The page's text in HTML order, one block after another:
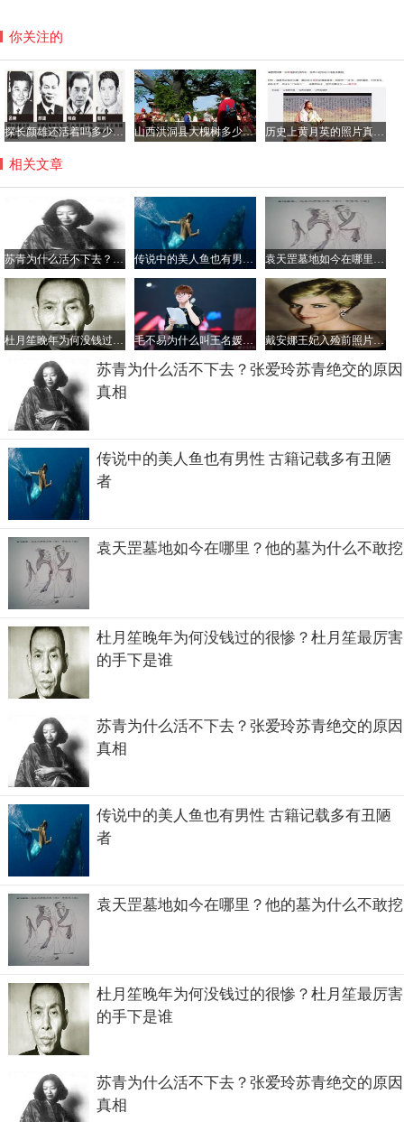
裔，真实是姓富察的，有的人家中族谱有都记载就是当初的
富察姓更改的。所以，按照富察氏的血统来说，姓富察的人
还在只是改了姓了。但是改了姓了还是富察吗？富察这两个
字用于姓氏上面来说是已经没有了的。
富察氏在清朝是不是最尊贵的姓？
富察氏在清朝算是最尊贵的姓了，在清朝有八个姓氏都是最
尊贵的姓，一般皇后皇妃都是从这八个姓氏里面选出来，而
比较留名青史的大臣也大都出自这八个姓，而其中得富察氏
绝对是尊贵中的最尊贵。
你关注的
探长颜雄还活着吗多少岁了，颜雄当过吕乐的上级吗？ 山西洪洞县大槐树多少岁了？到大槐树后怎么查找家谱 历史上黄月英的照片真的很丑吗，黄月英那年出生的？
相关文章
苏青为什么活不下去？张爱玲苏青绝交的原因真相 传说中的美人鱼也有男性 古籍记载多有丑陋者 袁天罡墓地如今在哪里？他的墓为什么不敢挖
杜月笙晚年为何没钱过的很惨？杜月笙最厉害的手下是谁 毛不易为什么叫王名媛？他为姐姐写的歌叫什么 戴安娜王妃入殓前照片，车祸非常惨烈王妃都被毁容了
苏青为什么活不下去？张爱玲苏青绝交的原因
真相
传说中的美人鱼也有男性 古籍记载多有丑陋
者
袁天罡墓地如今在哪里？他的墓为什么不敢挖
杜月笙晚年为何没钱过的很惨？杜月笙最厉害
的手下是谁
苏青为什么活不下去？张爱玲苏青绝交的原因
真相
传说中的美人鱼也有男性 古籍记载多有丑陋
者
袁天罡墓地如今在哪里？他的墓为什么不敢挖
杜月笙晚年为何没钱过的很惨？杜月笙最厉害
的手下是谁
苏青为什么活不下去？张爱玲苏青绝交的原因
真相